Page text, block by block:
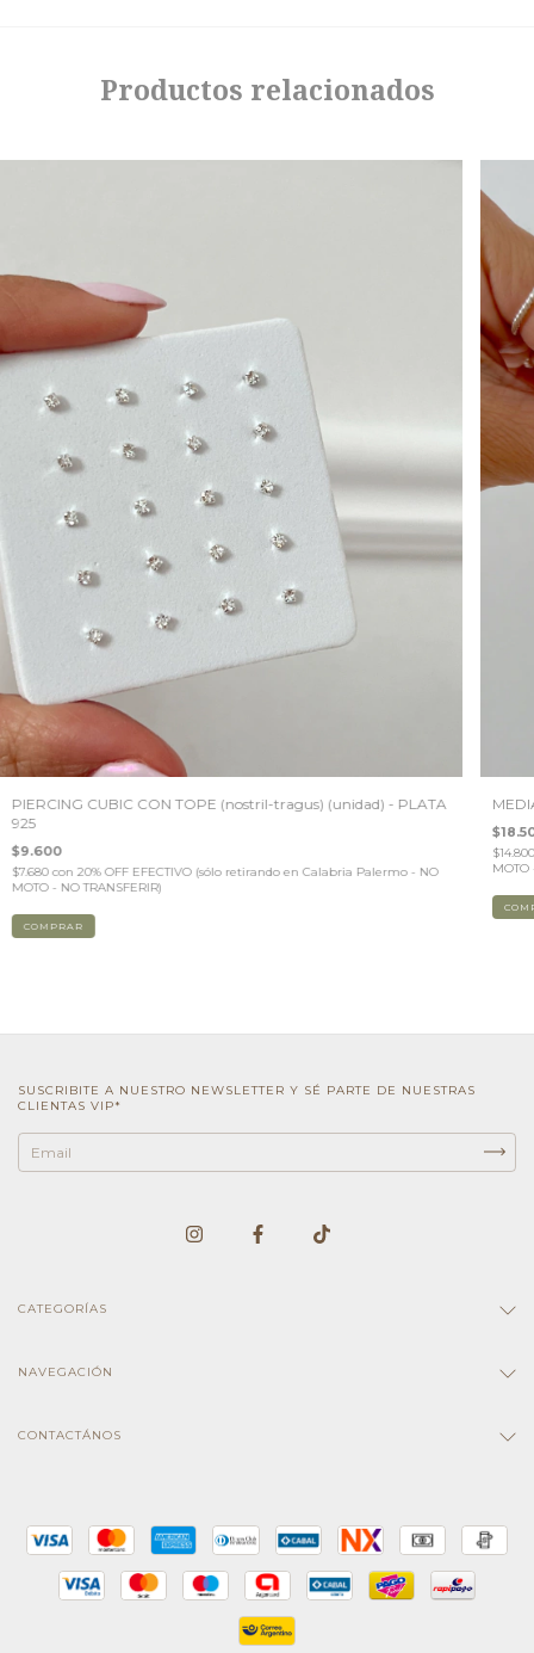
Productos relacionados
PIERCING CUBIC CON TOPE (nostril-tragus) (unidad) - PLATA
925
$9.600
$7.680 con 20% OFF EFECTIVO (sólo retirando en Calabria Palermo - NO
MOTO - NO TRANSFERIR)
COMPRAR
MOTO
SUSCRIBITE A NUESTRO NEWSLETTER Y SÉ PARTE DE NUESTRAS
CLIENTAS VIP*
CATEGORÍAS
NAVEGACIÓN
CONTACTÁNOS